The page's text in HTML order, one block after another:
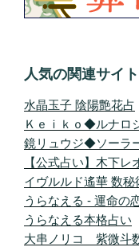
人気の関連サイト
水晶玉子 陰陽艶花占
Ｋｅｉｋｏ◆ルナロ
鏡リュウジ◆ソーラ
【公式占い】木下レ
イヴルルド遙華 数
うらなえる - 運命の
うらなえる本格占い
大串ノリコ 紫微斗